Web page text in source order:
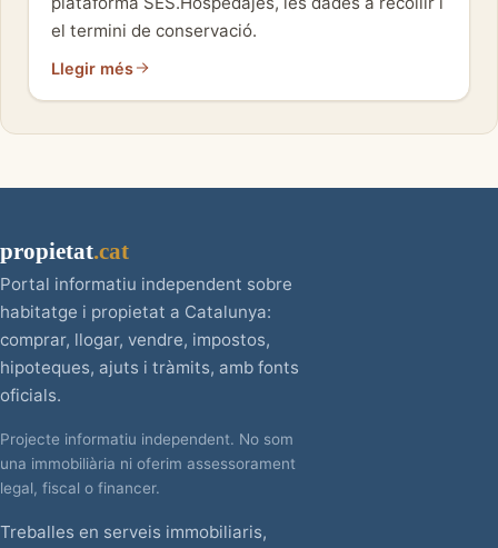
el termini de conservació.
Llegir més
propietat.cat
Portal informatiu independent sobre
habitatge i propietat a Catalunya:
comprar, llogar, vendre, impostos,
hipoteques, ajuts i tràmits, amb fonts
oficials.
Projecte informatiu independent. No som
una immobiliària ni oferim assessorament
legal, fiscal o financer.
Treballes en serveis immobiliaris,